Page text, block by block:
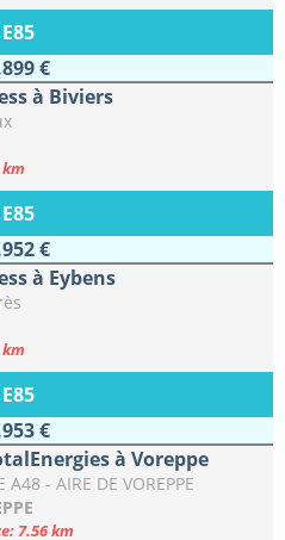
E85
€
à Biviers
E85
€
à Eybens
E85
€
à Voreppe
A48 - AIRE DE VOREPPE
7.56 km